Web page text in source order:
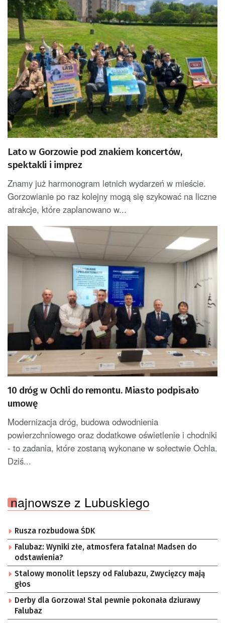
Lato w Gorzowie pod znakiem koncertów,
spektakli i imprez
Znamy już harmonogram letnich wydarzeń w mieście.
Gorzowianie po raz kolejny mogą się szykować na liczne
atrakcje, które zaplanowano w...
10 dróg w Ochli do remontu. Miasto podpisało
umowę
Modernizacja dróg, budowa odwodnienia
powierzchniowego oraz dodatkowe oświetlenie i chodniki
- to zadania, które zostaną wykonane w sołectwie Ochla.
Dziś...
najnowsze z Lubuskiego
Rusza rozbudowa ŚDK
Falubaz: Wyniki złe, atmosfera fatalna! Madsen do
odstawienia?
Stalowy monolit lepszy od Falubazu, Zwycięzcy mają
głos
Derby dla Gorzowa! Stal pewnie pokonała dziurawy
Falubaz